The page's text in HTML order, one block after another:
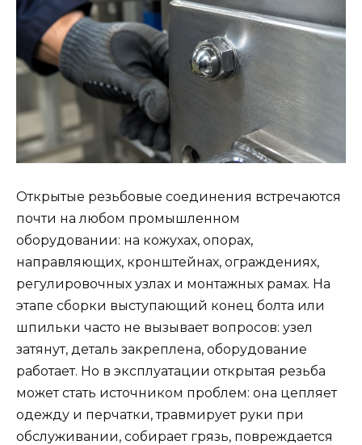
Открытые резьбовые соединения встречаются
почти на любом промышленном
оборудовании: на кожухах, опорах,
направляющих, кронштейнах, ограждениях,
регулировочных узлах и монтажных рамах. На
этапе сборки выступающий конец болта или
шпильки часто не вызывает вопросов: узел
затянут, деталь закреплена, оборудование
работает. Но в эксплуатации открытая резьба
может стать источником проблем: она цепляет
одежду и перчатки, травмирует руки при
обслуживании, собирает грязь, повреждается